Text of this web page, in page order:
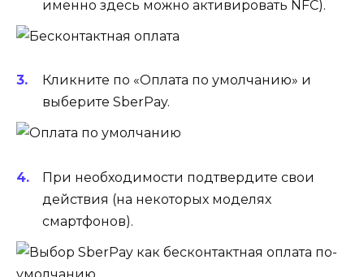
именно здесь можно активировать NFC).
Кликните по «Оплата по умолчанию» и
выберите SberPay.
При необходимости подтвердите свои
действия (на некоторых моделях
смартфонов).